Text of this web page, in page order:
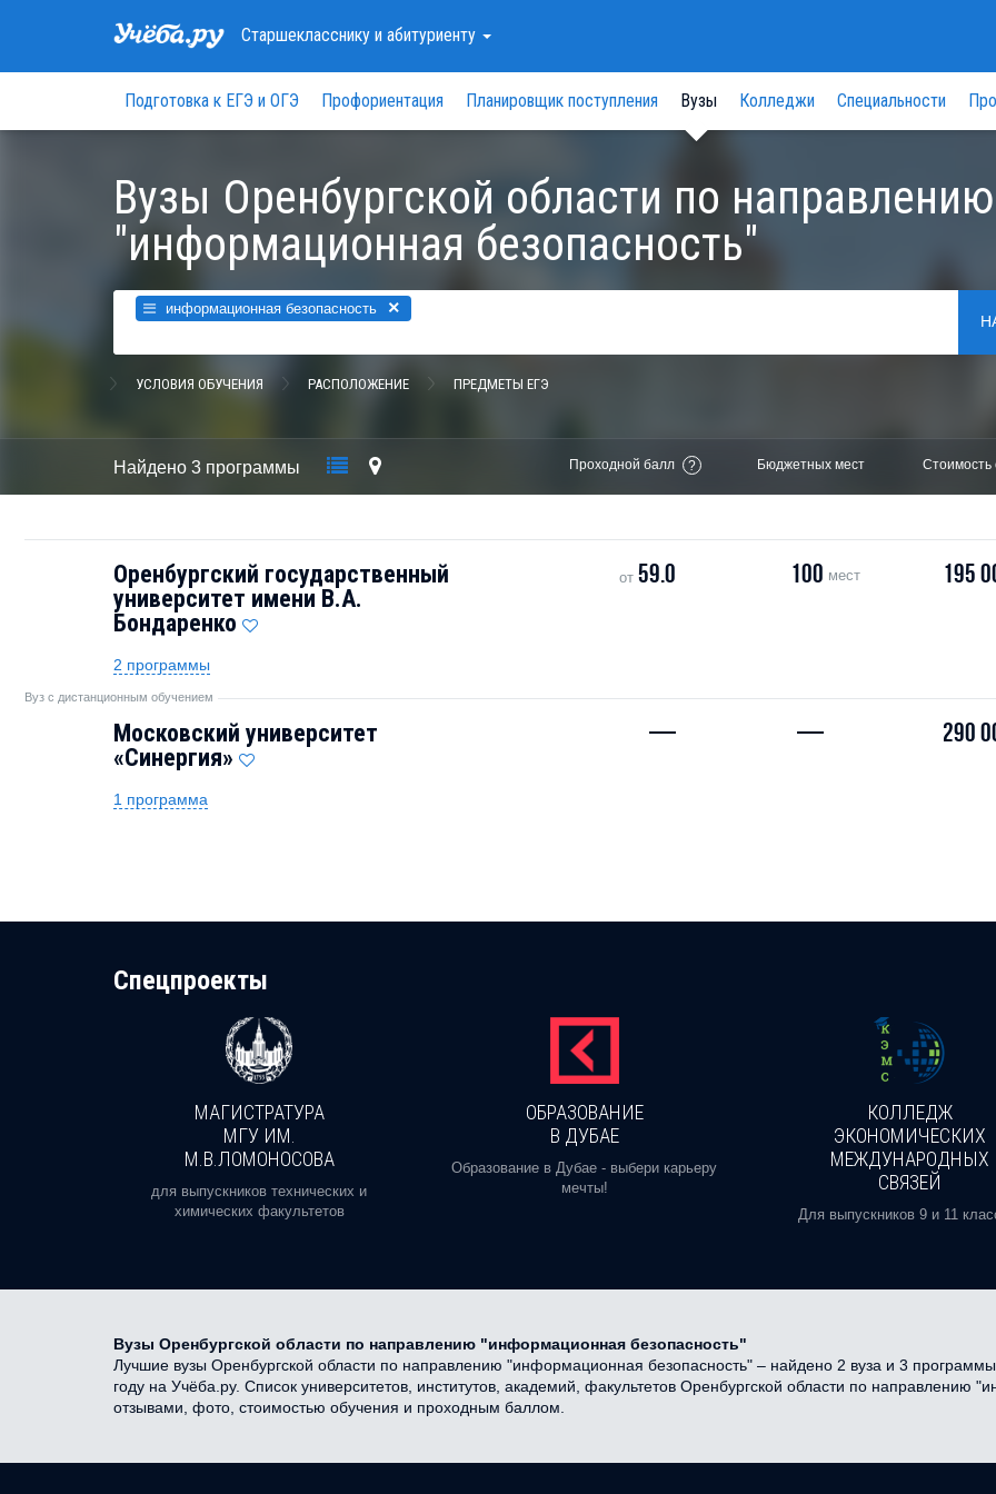
Старшеклассникуи абитуриенту
Подготовка к ЕГЭ и ОГЭ Профориентация Планировщик поступления Вузы Колледжи Специальности
Вузы Оренбургской области по направлению
"информационная безопасность"
информационная безопасность ×
УСЛОВИЯ ОБУЧЕНИЯ РАСПОЛОЖЕНИЕ ПРЕДМЕТЫ ЕГЭ
Найдено 3 программы Проходной балл ? Бюджетных мест Стоимость
Оренбургский государственный
университет имени В.А.
Бондаренко
от59.0 100 мест 195
2 программы
Вуз с дистанционным обучением
Московский университет
«Синергия»
— — 290
1 программа
Cпецпроекты
МАГИСТРАТУРА
МГУ ИМ.
М.В.ЛОМОНОСОВА
для выпускников технических и
химических факультетов
ОБРАЗОВАНИЕ
В ДУБАЕ
Образование в Дубае - выбери карьеру
мечты!
КОЛЛЕДЖ
ЭКОНОМИЧЕСКИХ
МЕЖДУНАРОДНЫХ
СВЯЗЕЙ
Для выпускников 9 и 11
Вузы Оренбургской области по направлению "информационная безопасность"
Лучшие вузы Оренбургской области по направлению "информационная безопасность" – найдено 2 вуза и 3
году на Учёба.ру. Список университетов, институтов, академий, факультетов Оренбургской области по направлению
отзывами, фото, стоимостью обучения и проходным баллом.